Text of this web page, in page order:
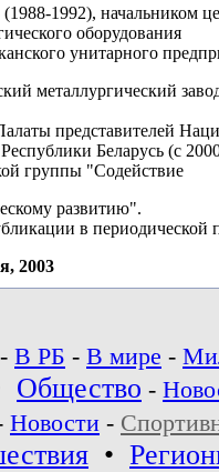
1992), начальником
оборудования
унитарного
металлургический
представителей
Беларусь (с
группы "Содействие
развитию".
в периодической
2003
- В РБ - В мире -
Общество -
Новости -
•